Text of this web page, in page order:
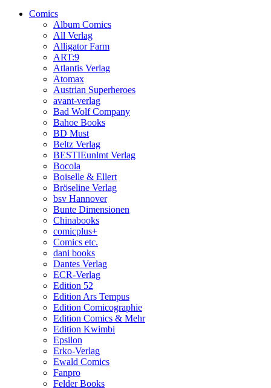
Comics
Album Comics
All Verlag
Alligator Farm
ART:9
Atlantis Verlag
Atomax
Austrian Superheroes
avant-verlag
Bad Wolf Company
Bahoe Books
BD Must
Beltz Verlag
BESTIEunlmt Verlag
Bocola
Boiselle & Ellert
Bröseline Verlag
bsv Hannover
Bunte Dimensionen
Chinabooks
comicplus+
Comics etc.
dani books
Dantes Verlag
ECR-Verlag
Edition 52
Edition Ars Tempus
Edition Comicographie
Edition Comics & Mehr
Edition Kwimbi
Epsilon
Erko-Verlag
Ewald Comics
Fanpro
Felder Books